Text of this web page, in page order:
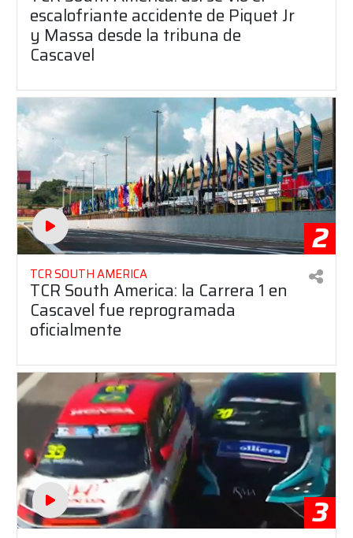
escalofriante accidente de Piquet Jr
y Massa desde la tribuna de
Cascavel
2
TCR SOUTH AMERICA
TCR South America: la Carrera 1 en
Cascavel fue reprogramada
oficialmente
3